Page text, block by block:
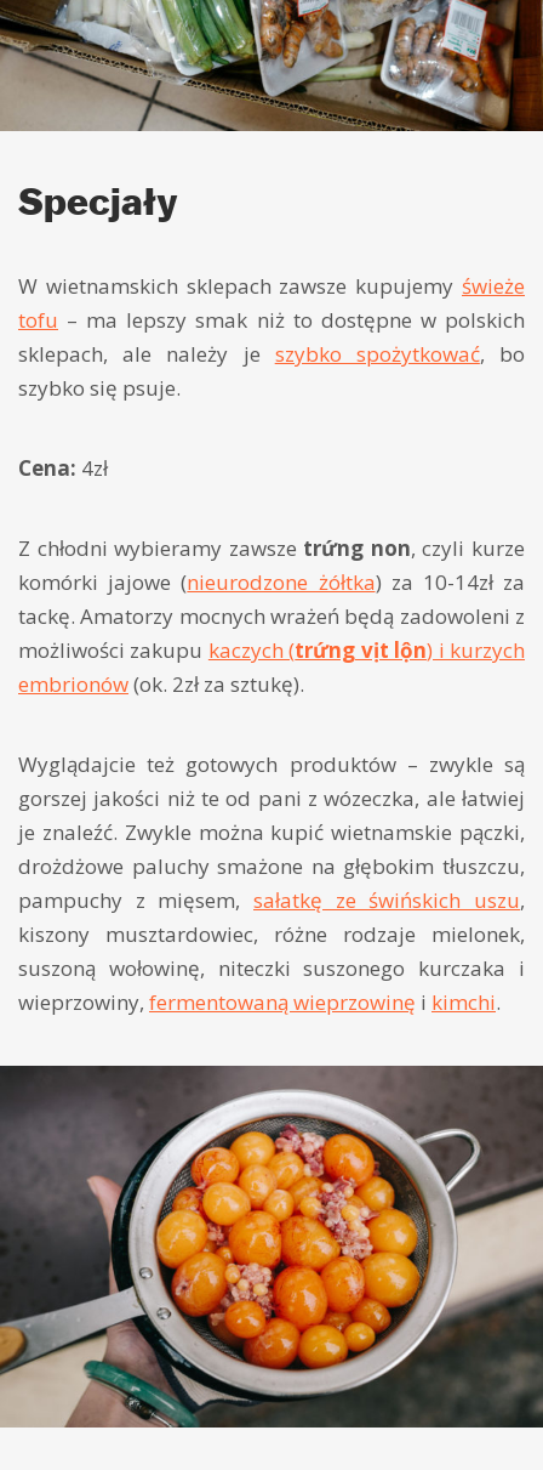
Specjały
W wietnamskich sklepach zawsze kupujemy świeże
tofu – ma lepszy smak niż to dostępne w polskich
sklepach, ale należy je szybko spożytkować, bo
szybko się psuje.
Cena: 4zł
Z chłodni wybieramy zawsze trứng non, czyli kurze
komórki jajowe (nieurodzone żółtka) za 10-14zł za
tackę. Amatorzy mocnych wrażeń będą zadowoleni z
możliwości zakupu kaczych (trứng vịt lộn) i kurzych
embrionów(ok. 2zł za sztukę).
Wyglądajcie też gotowych produktów – zwykle są
gorszej jakości niż te od pani z wózeczka, ale łatwiej
je znaleźć. Zwykle można kupić wietnamskie pączki,
drożdżowe paluchy smażone na głębokim tłuszczu,
pampuchy z mięsem, sałatkę ze świńskich uszu,
kiszony musztardowiec, różne rodzaje mielonek,
suszoną wołowinę, niteczki suszonego kurczaka i
wieprzowiny, fermentowaną wieprzowinę i kimchi.